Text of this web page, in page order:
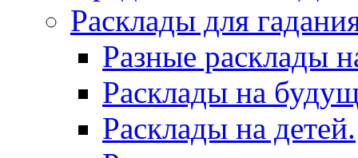
Расклады для
Разные расклады
Расклады на
Расклады на детей.